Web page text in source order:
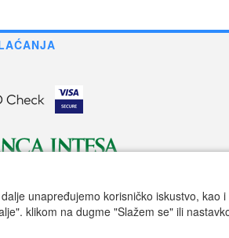
unapređujemo korisničko iskustvo, kao
klikom na dugme "Slažem se" ili